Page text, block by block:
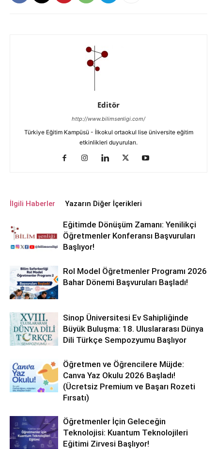
Editör
http://www.bilimsenligi.com/
Türkiye Eğitim Kampüsü - İlkokul ortaokul lise üniversite eğitim
etkinlikleri duyuruları.
İlgili Haberler Yazarın Diğer İçerikleri
Eğitimde Dönüşüm Zamanı: Yenilikçi
Öğretmenler Konferansı Başvuruları
Başlıyor!
Rol Model Öğretmenler Programı 2026
Bahar Dönemi Başvuruları Başladı!
Sinop Üniversitesi Ev Sahipliğinde
Büyük Buluşma: 18. Uluslararası Dünya
Dili Türkçe Sempozyumu Başlıyor
Öğretmen ve Öğrencilere Müjde:
Canva Yaz Okulu 2026 Başladı!
(Ücretsiz Premium ve Başarı Rozeti
Fırsatı)
Öğretmenler İçin Geleceğin
Teknolojisi: Kuantum Teknolojileri
Eğitimi Zirvesi Başlıyor!